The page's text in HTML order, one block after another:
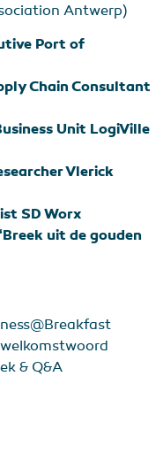
Antwerp)
Port of
Chain Consultant
Unit LogiVille
Vlerick
SD Worx
uit de gouden
& Q&A